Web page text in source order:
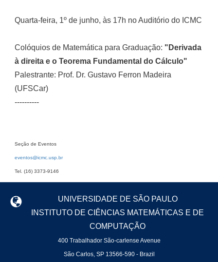
Quarta-feira, 1º de junho, às 17h no Auditório do ICMC
Colóquios de Matemática para Graduação: "Derivada
à direita e o Teorema Fundamental do Cálculo"
Palestrante: Prof. Dr. Gustavo Ferron Madeira
(UFSCar)
----------
Seção de Eventos
eventos@icmc.usp.br
Tel. (16) 3373-9146
UNIVERSIDADE DE SÃO PAULO
INSTITUTO DE CIÊNCIAS MATEMÁTICAS E DE
COMPUTAÇÃO
400 Trabalhador São-carlense Avenue
São Carlos, SP 13566-590 - Brazil